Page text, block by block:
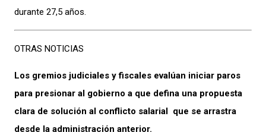
durante 27,5 años.
OTRAS NOTICIAS
Los gremios judiciales y fiscales evalúan iniciar paros
para presionar al gobierno a que defina una propuesta
clara de solución al conflicto salarial que se arrastra
desde la administración anterior.